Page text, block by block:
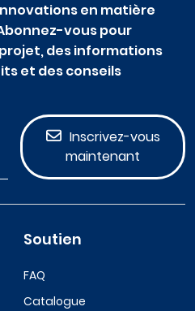
en matière
vous pour
des informations
et des conseils
Inscrivez-vous
maintenant
Soutien
FAQ
Catalogue